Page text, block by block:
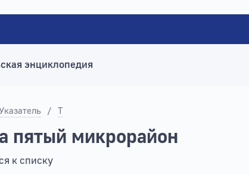
энциклопедия
/ Т
пятый микрорайон
к списку